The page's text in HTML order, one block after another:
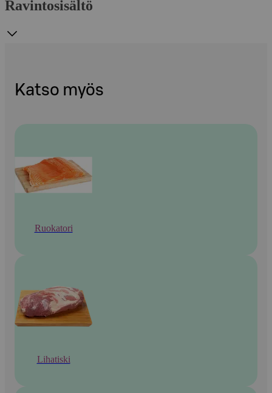
Ravintosisältö
Katso myös
Ruokatori
Lihatiski